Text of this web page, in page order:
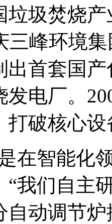
垃圾焚烧
三峰环境
出首套国
发电厂。
打破核心
在智能化
“我们自主
自动调节